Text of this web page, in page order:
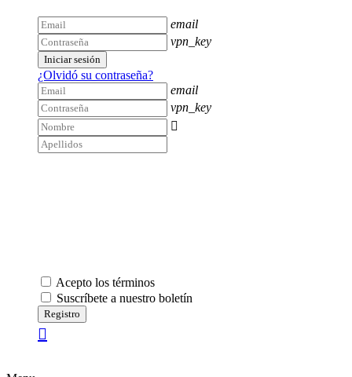
email
vpn_key
Iniciar sesión
¿Olvidó su contraseña?
email
vpn_key

Acepto los términos
Suscríbete a nuestro boletín
Registro